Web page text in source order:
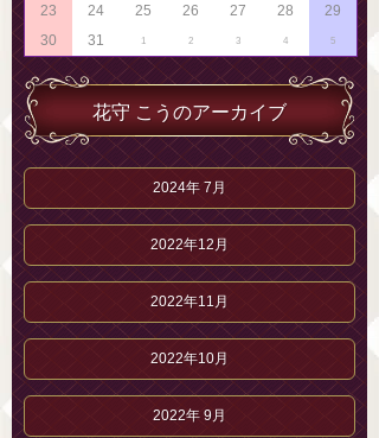
23
24 25 26 27 28
29
30
31 1 2 3 4 5
花守 こうのアーカイブ
2024年 7月
2022年12月
2022年11月
2022年10月
2022年 9月